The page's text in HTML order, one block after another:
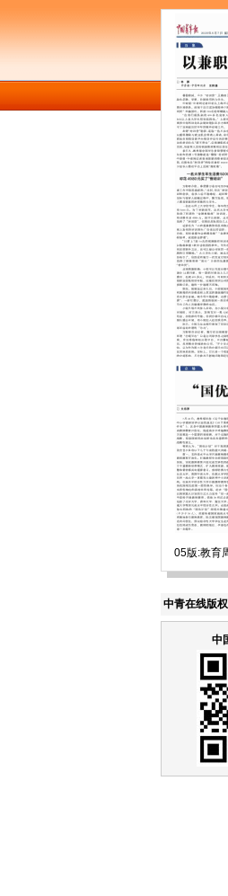
05版:教育
中青在线版
中